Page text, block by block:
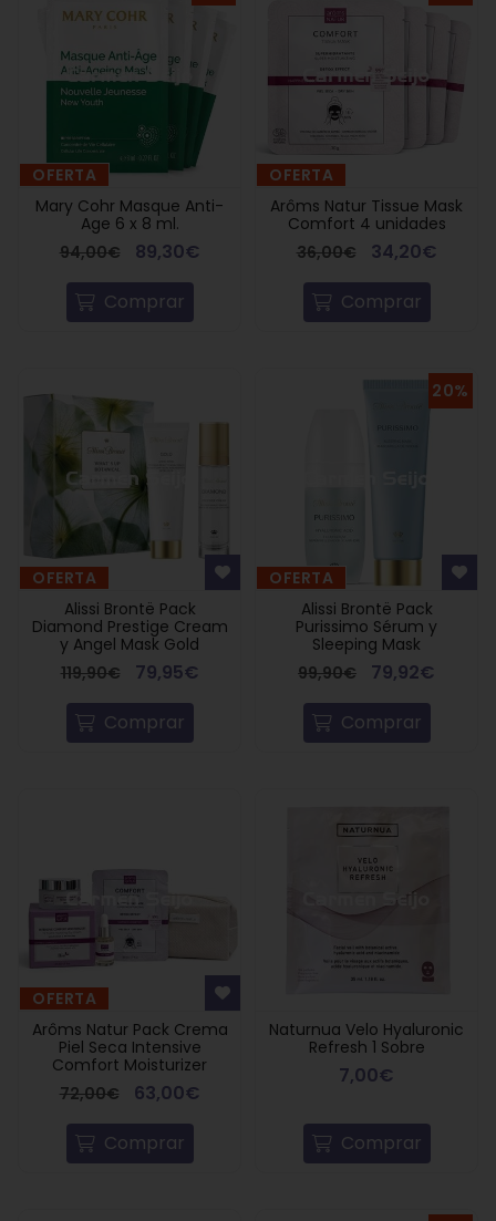
OFERTA
Mary Cohr Masque Anti-
Age 6 x 8 ml.
94,00€
89,30€
Comprar
OFERTA
Arôms Natur Tissue Mask
Comfort 4 unidades
36,00€
34,20€
Comprar
OFERTA
Alissi Brontë Pack
Diamond Prestige Cream
y Angel Mask Gold
119,90€
79,95€
Comprar
20%
OFERTA
Alissi Brontë Pack
Purissimo Sérum y
Sleeping Mask
99,90€
79,92€
Comprar
OFERTA
Arôms Natur Pack Crema
Piel Seca Intensive
Comfort Moisturizer
72,00€
63,00€
Comprar
Naturnua Velo Hyaluronic
Refresh 1 Sobre
7,00€
Comprar